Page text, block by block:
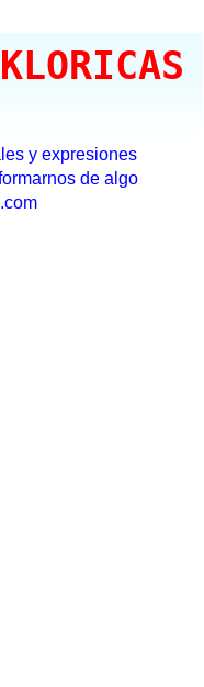
y expresiones
de algo